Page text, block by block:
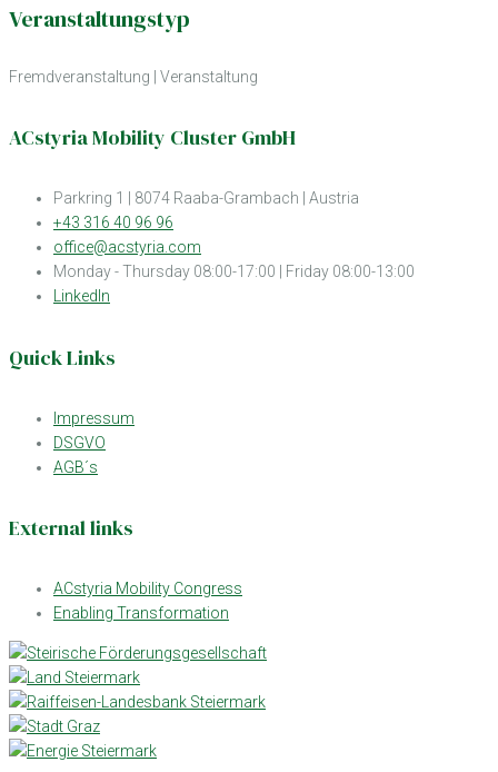
Veranstaltungstyp
Fremdveranstaltung Veranstaltung
ACstyria Mobility Cluster GmbH
Parkring 1 | 8074 Raaba-Grambach | Austria
+43 316 40 96 96
office@acstyria.com
Monday - Thursday 08:00-17:00 | Friday 08:00-13:00
LinkedIn
Quick Links
Impressum
DSGVO
AGB´s
External links
ACstyria Mobility Congress
Enabling Transformation